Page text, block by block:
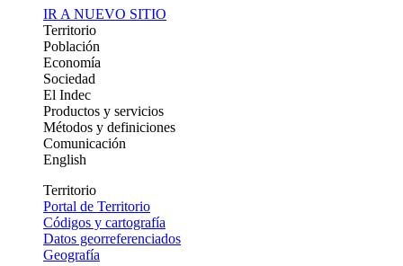
IR A NUEVO SITIO
Territorio
Población
Economía
Sociedad
El Indec
Productos y servicios
Métodos y definiciones
Comunicación
English
Territorio
Portal de Territorio
Códigos y cartografía
Datos georreferenciados
Geografía